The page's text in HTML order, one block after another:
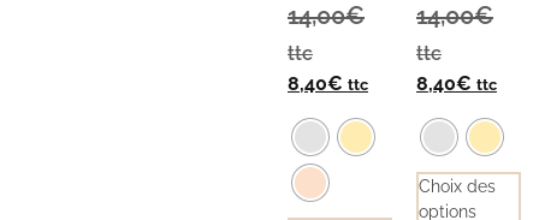
14,00€
ttc
8,40€ ttc
14,00€
ttc
8,40€ ttc
Choix des
options